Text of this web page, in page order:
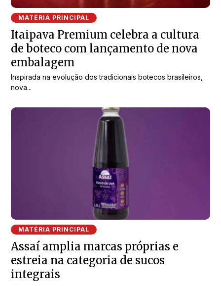
MATÉRIA PRINCIPAL
Itaipava Premium celebra a cultura
de boteco com lançamento de nova
embalagem
Inspirada na evolução dos tradicionais botecos brasileiros,
nova...
MATÉRIA PRINCIPAL
Assaí amplia marcas próprias e
estreia na categoria de sucos
integrais